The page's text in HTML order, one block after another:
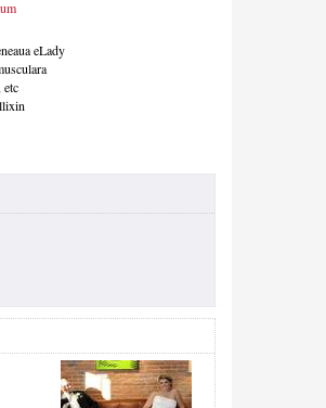
eLady
etc